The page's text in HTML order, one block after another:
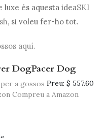
luxe és aquesta ideaSKI
, si voleu fer-ho tot.
aquí.
DogPacer Dog
Preu: $ 557.60
Compreu a Amazon